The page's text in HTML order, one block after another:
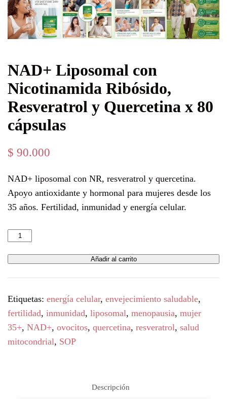
NAD+ Liposomal con
Nicotinamida Ribósido,
Resveratrol y Quercetina x 80
cápsulas
$ 90.000
NAD+ liposomal con NR, resveratrol y quercetina.
Apoyo antioxidante y hormonal para mujeres desde los
35 años. Fertilidad, inmunidad y energía celular.
Añadir al carrito
Etiquetas: energía celular, envejecimiento saludable,
fertilidad, inmunidad, liposomal, menopausia, mujer
35+, NAD+, ovocitos, quercetina, resveratrol, salud
mitocondrial, SOP
Descripción